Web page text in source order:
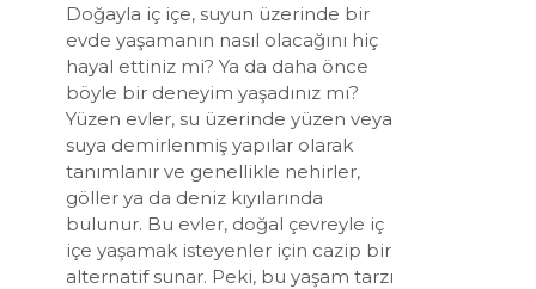
Doğayla iç içe, suyun üzerinde bir
evde yaşamanın nasıl olacağını hiç
hayal ettiniz mi? Ya da daha önce
böyle bir deneyim yaşadınız mı?
Yüzen evler, su üzerinde yüzen veya
suya demirlenmiş yapılar olarak
tanımlanır ve genellikle nehirler,
göller ya da deniz kıyılarında
bulunur. Bu evler, doğal çevreyle iç
içe yaşamak isteyenler için cazip bir
alternatif sunar. Peki, bu yaşam tarzı